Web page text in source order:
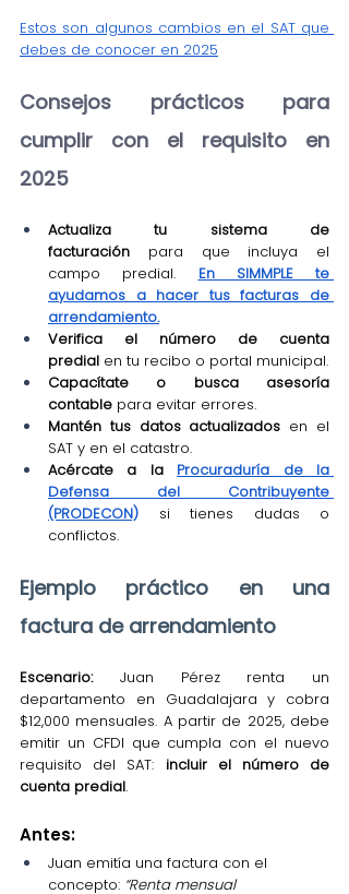
Estos son algunos cambios en el SAT que
debes de conocer en 2025
Consejos prácticos para
cumplir con el requisito en
2025
Actualiza tu sistema de
facturación para que incluya el
campo predial. En SIMMPLE te
ayudamos a hacer tus facturas de
arrendamiento.
Verifica el número de cuenta
predial en tu recibo o portal municipal.
Capacítate o busca asesoría
contable para evitar errores.
Mantén tus datos actualizados en el
SAT y en el catastro.
Acércate a la Procuraduría de la
Defensa del Contribuyente
(PRODECON) si tienes dudas o
conflictos.
Ejemplo práctico en una
factura de arrendamiento
Escenario: Juan Pérez renta un
departamento en Guadalajara y cobra
$12,000 mensuales. A partir de 2025, debe
emitir un CFDI que cumpla con el nuevo
requisito del SAT: incluir el número de
cuenta predial.
Antes:
Juan emitía una factura con el
concepto: “Renta mensual